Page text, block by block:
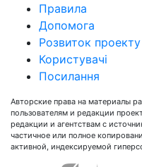
Правила
Допомога
Розвиток проекту
Користувачі
Посилання
Авторские права на материалы
пользователям и редакции
редакции и агентствам с
частичное или полное
активной, индексируемой